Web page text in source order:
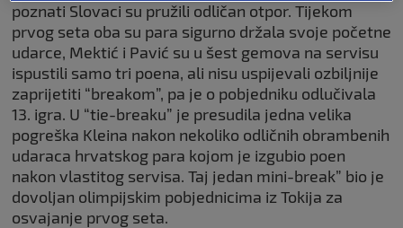
poznati Slovaci su pružili odličan otpor. Tijekom
prvog seta oba su para sigurno držala svoje početne
udarce, Mektić i Pavić su u šest gemova na servisu
ispustili samo tri poena, ali nisu uspijevali ozbiljnije
zaprijetiti “breakom”, pa je o pobjedniku odlučivala
13. igra. U “tie-breaku” je presudila jedna velika
pogreška Kleina nakon nekoliko odličnih obrambenih
udaraca hrvatskog para kojom je izgubio poen
nakon vlastitog servisa. Taj jedan mini-break” bio je
dovoljan olimpijskim pobjednicima iz Tokija za
osvajanje prvog seta.